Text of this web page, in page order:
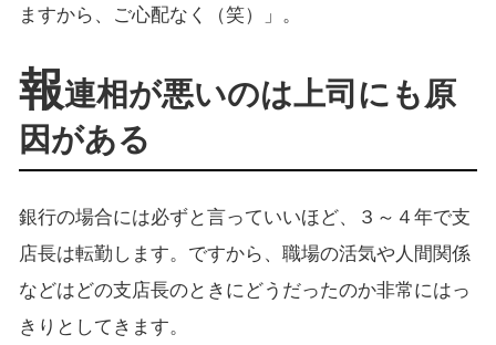
ますから、ご心配なく（笑）」。
報連相が悪いのは上司にも原
因がある
銀行の場合には必ずと言っていいほど、３～４年で支
店長は転勤します。ですから、職場の活気や人間関係
などはどの支店長のときにどうだったのか非常にはっ
きりとしてきます。